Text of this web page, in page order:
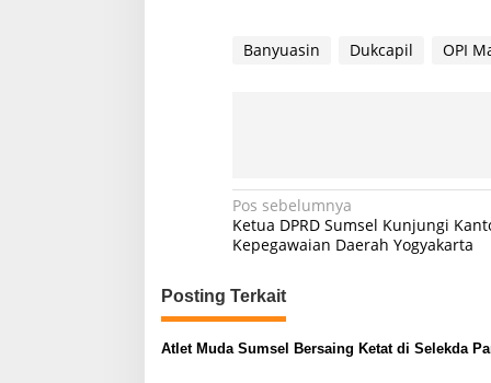
Banyuasin Dukcapil OPI
N
a
i
g
a
Pos sebelumnya
Ketua DPRD Sumsel Kunjungi
Kepegawaian Daerah Yogyakarta
Posting Terkait
Atlet Muda Sumsel Bersaing Ketat di Selekda